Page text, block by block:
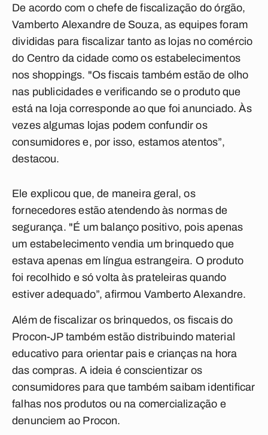
De acordo com o chefe de fiscalização do órgão,
Vamberto Alexandre de Souza, as equipes foram
divididas para fiscalizar tanto as lojas no comércio
do Centro da cidade como os estabelecimentos
nos shoppings. "Os fiscais também estão de olho
nas publicidades e verificando se o produto que
está na loja corresponde ao que foi anunciado. Às
vezes algumas lojas podem confundir os
consumidores e, por isso, estamos atentos”,
destacou.
Ele explicou que, de maneira geral, os
fornecedores estão atendendo às normas de
segurança. "É um balanço positivo, pois apenas
um estabelecimento vendia um brinquedo que
estava apenas em língua estrangeira. O produto
foi recolhido e só volta às prateleiras quando
estiver adequado”, afirmou Vamberto Alexandre.
Além de fiscalizar os brinquedos, os fiscais do
Procon-JP também estão distribuindo material
educativo para orientar pais e crianças na hora
das compras. A ideia é conscientizar os
consumidores para que também saibam identificar
falhas nos produtos ou na comercialização e
denunciem ao Procon.